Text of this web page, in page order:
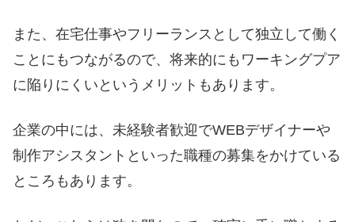
また、在宅仕事やフリーランスとして独立して働く
ことにもつながるので、将来的にもワーキングプア
に陥りにくいというメリットもあります。
企業の中には、未経験者歓迎でWEBデザイナーや
制作アシスタントといった職種の募集をかけている
ところもあります。